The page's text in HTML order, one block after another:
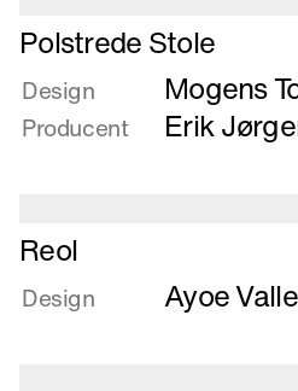
Læs
mere
om
Polstrede
Stole
Polstrede Stole
Design Mogens
Producent Erik
Læs
mere
om
Reol
Design Ayoe